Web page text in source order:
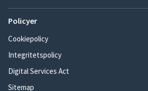
Policyer
Cookiepolicy
Integritetspolicy
Digital Services Act
Sitemap